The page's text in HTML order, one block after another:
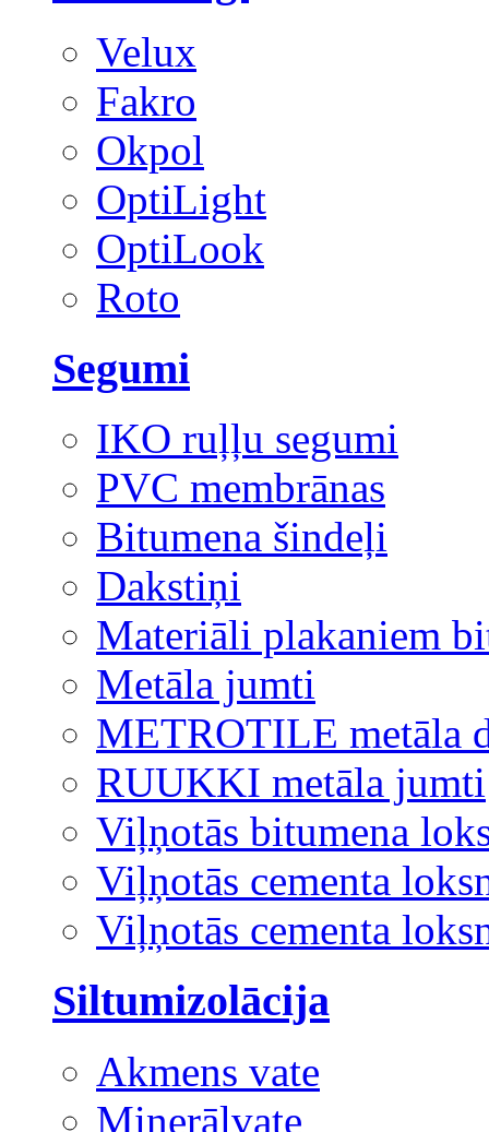
Velux
Fakro
Okpol
OptiLight
OptiLook
Roto
Segumi
IKO ruļļu segumi
PVC membrānas
Bitumena šindeļi
Dakstiņi
Materiāli plakaniem
Metāla jumti
METROTILE metāla
RUUKKI metāla jumti
Viļņotās bitumena
Viļņotās cementa
Viļņotās cementa
Siltumizolācija
Akmens vate
Minerālvate